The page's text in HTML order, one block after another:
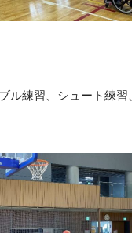
ル練習、シュート練習